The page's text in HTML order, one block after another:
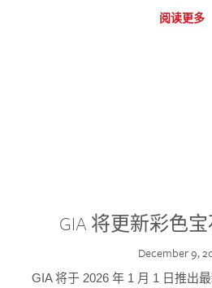
阅读更多
GIA 将更新彩色
December 9,
GIA 将于 2026 年 1 月 1 日推出